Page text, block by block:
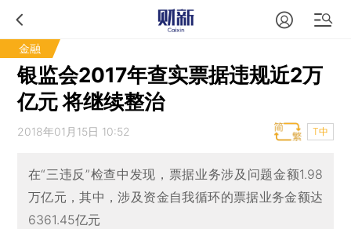
金融
银监会2017年查实票据违规近2万
亿元 将继续整治
2018年01月15日 10:52 T中
在“三违反”检查中发现，票据业务涉及问题金额1.98
万亿元，其中，涉及资金自我循环的票据业务金额达
6361.45亿元